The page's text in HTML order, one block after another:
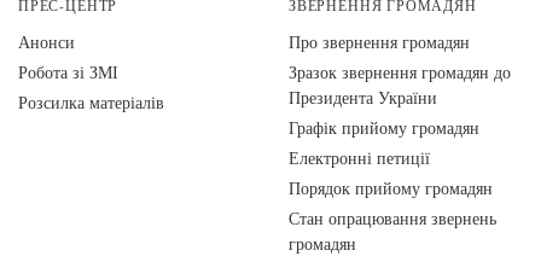
ПРЕС-ЦЕНТР
Анонси
Робота зі ЗМІ
Розсилка матеріалів
ЗВЕРНЕННЯ ГРОМАДЯН
Про звернення громадян
Зразок звернення громадян до
Президента України
Графік прийому громадян
Електронні петиції
Порядок прийому громадян
Стан опрацювання звернень
громадян